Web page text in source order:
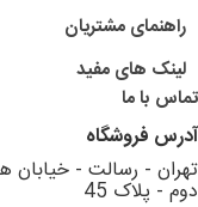
راهنمای مشتریان
لینک های مفید
تماس با ما
آدرس فروشگاه
دوم - پلاک 45